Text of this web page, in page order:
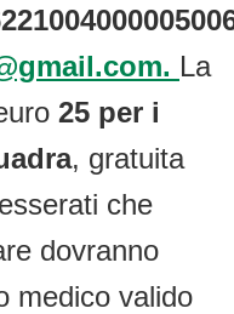
. La
25 per i
, gratuita
che
dovranno
medico valido